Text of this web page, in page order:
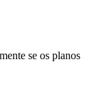
se os planos